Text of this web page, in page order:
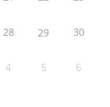
28 29 30
4 5 6